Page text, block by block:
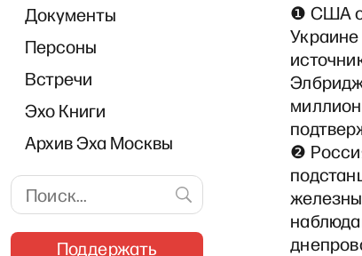
Документы
Персоны
Встречи
Эхо Книги
Архив Эха Москвы
Поддержать
❶ США
❷
Пентагон